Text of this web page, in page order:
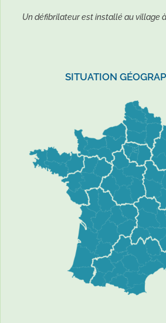
Un défibrilateur est installé au village
SITUATION